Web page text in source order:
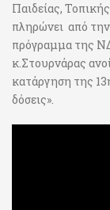
Παιδείας,
πληρώνει από
πρόγραμμα της
κ.Στουρνάρας
κατάργηση της
δόσεις».